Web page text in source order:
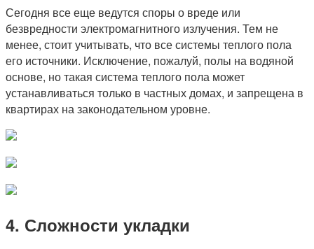
Сегодня все еще ведутся споры о вреде или
безвредности электромагнитного излучения. Тем не
менее, стоит учитывать, что все системы теплого пола
его источники. Исключение, пожалуй, полы на водяной
основе, но такая система теплого пола может
устанавливаться только в частных домах, и запрещена в
квартирах на законодательном уровне.
4. Сложности укладки